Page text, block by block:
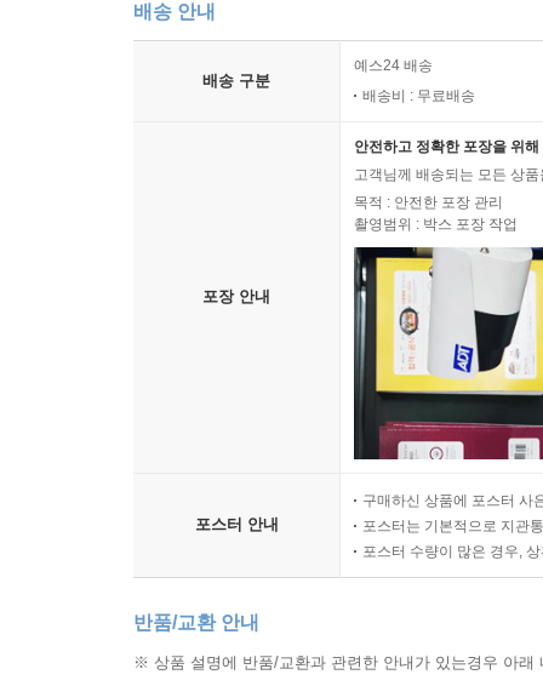
배송 안내
배송 구분
예스24 배송
배송비 : 무료배송
포장 안내
안전하고 정확한 포장을 위
고객님께 배송되는 모든 상
목적 : 안전한 포장 관리
촬영범위 : 박스 포장 작업
포스터 안내
구매하신 상품에 포스터 사
포스터는 기본적으로 지관
포스터 수량이 많은 경우,
반품/교환 안내
※ 상품 설명에 반품/교환과 관련한 안내가 있는경우 아